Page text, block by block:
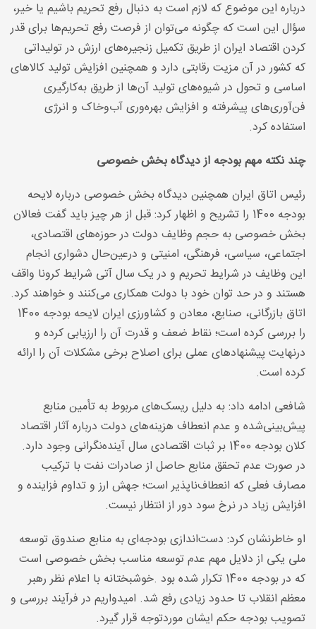
درباره این موضوع که لازم است به دنبال رفع تحریم باشیم یا خیر،
سؤال این است که چگونه می‌توان از فرصت رفع تحریم‌ها برای قدر
کردن اقتصاد ایران از طریق تکمیل زنجیره‌های ارزش در تولیداتی
که کشور در آن مزیت رقابتی دارد و همچنین افزایش تولید کالاهای
اساسی و تحول در شیوه‌های تولید آن‌ها از طریق به‌کارگیری
فن‌آوری‌های پیشرفته و افزایش بهره‌وری آب‌وخاک و انرژی
استفاده کرد.
چند نکته مهم بودجه از دیدگاه بخش خصوصی
رئیس اتاق ایران همچنین دیدگاه بخش خصوصی درباره لایحه
بودجه 1400 را تشریح و اظهار کرد: قبل از هر چیز باید گفت فعالان
بخش خصوصی به حجم وظایف دولت در حوزه‌های اقتصادی،
اجتماعی، سیاسی، فرهنگی، امنیتی و درعین‌حال دشواری انجام
این وظایف در شرایط تحریم و در یک سال آتی شرایط کرونا واقف
هستند و در حد توان خود با دولت همکاری می‌کنند و خواهند کرد.
اتاق بازرگانی، صنایع، معادن و کشاورزی ایران لایحه بودجه 1400
را بررسی کرده است؛ نقاط ضعف و قدرت آن را ارزیابی کرده و
درنهایت پیشنهادهای عملی برای اصلاح برخی مشکلات آن را ارائه
کرده است.
شافعی ادامه داد: به دلیل ریسک‌های مربوط به تأمین منابع
پیش‌بینی‌شده و عدم انعطاف هزینه‌های دولت درباره آثار اقتصاد
کلان بودجه 1400 بر ثبات اقتصادی سال آینده‌نگرانی وجود دارد.
در صورت عدم تحقق منابع حاصل از صادرات نفت با ترکیب
مصارف فعلی که انعطاف‌ناپذیر است؛ جهش ارز و تداوم فزاینده و
افزایش زیاد در نرخ سود دور از انتظار نیست.
او خاطرنشان کرد: دست‌اندازی بودجه‌ای به منابع صندوق توسعه
ملی یکی از دلایل مهم عدم توسعه مناسب بخش خصوصی است
که در بودجه 1400 تکرار شده بود
.خوشبختانه با اعلام نظر رهبر
معظم انقلاب تا حدود زیادی رفع شد. امیدواریم در فرآیند بررسی و
تصویب بودجه حکم ایشان موردتوجه قرار گیرد.